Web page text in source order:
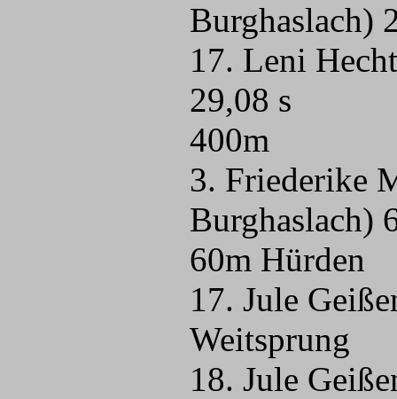
Burghaslach)
17. Leni
29,08 s
400m
3. Friederike
Burghaslach)
60m Hürden
17. Jule
Weitsprung
18. Jule